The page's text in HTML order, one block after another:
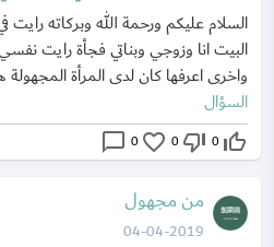
السلام عليكم ورحمة الله وبركاته رايت
البيت انا وزوجي وبناتي فجأة رايت
واخرى اعرفها كان لدى المرأة
السؤال
thumb_up_off_alt
0
thumb_down_off_alt
0
favorite_border
0
chat_bubble_outline
من مجهول
04-04-2019